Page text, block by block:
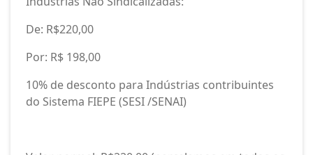
De: R$220,00
Por: R$ 198,00
10% de desconto para Indústrias contribuintes
do Sistema FIEPE (SESI /SENAI)